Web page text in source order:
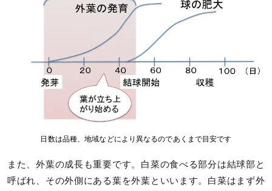
日数は品種、地域などにより異なるのであくまで目安です
また、外葉の成長も重要です。白菜の食べる部分は結球部と
呼ばれ、その外側にある葉を外葉といいます。白菜はまず外